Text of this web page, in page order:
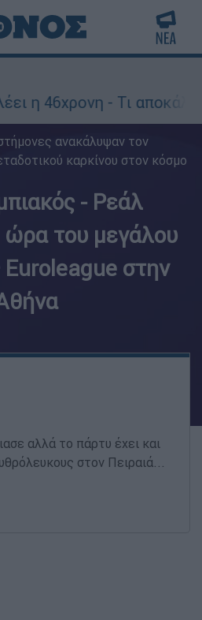
- Τι αποκάλυψε στους
ανακάλυψαν τον
καρκίνου στον κόσμο
- Ρεάλ
του μεγάλου
Euroleague στην
αλλά το πάρτυ έχει και
στον Πειραιά...